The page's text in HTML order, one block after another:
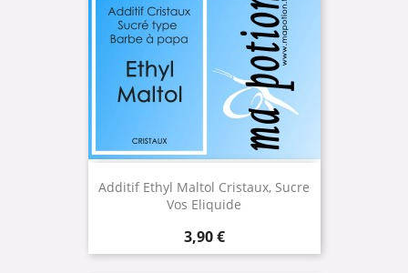
Additif Ethyl Maltol Cristaux, Sucre
Vos Eliquide
Prix
3,90 €